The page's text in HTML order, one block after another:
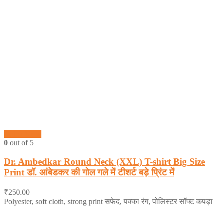
0 out of 5
Dr. Ambedkar Round Neck (XXL) T-shirt Big Size
Print डॉ. आंबेडकर की गोल गले में टीशर्ट बड़े प्रिंट में
₹250.00
Polyester, soft cloth, strong print सफेद, पक्का रंग, पोलिस्टर सॉफ्ट कपड़ा